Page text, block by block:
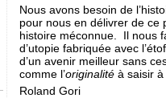
Nous avons besoin de
pour nous en délivrer de ce
histoire méconnue. Il nous
d’utopie fabriquée avec
d’un avenir meilleur sans
comme l’originalitéà saisir à
Roland Gori